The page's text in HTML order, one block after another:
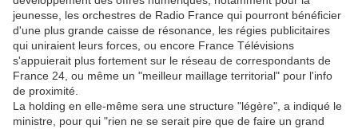
jeunesse, les orchestres de Radio France qui pourront bénéficier
d'une plus grande caisse de résonance, les régies publicitaires
qui uniraient leurs forces, ou encore France Télévisions
s'appuierait plus fortement sur le réseau de correspondants de
France 24, ou même un "meilleur maillage territorial" pour l'info
de proximité.
La holding en elle-même sera une structure "légère", a indiqué le
ministre, pour qui "rien ne se serait pire que de faire un grand